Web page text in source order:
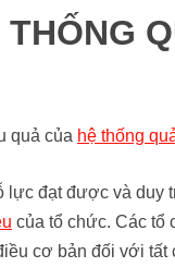
quả của hệ thống
đạt được và duy
của tổ chức. Các tổ
cơ bản đối với tất